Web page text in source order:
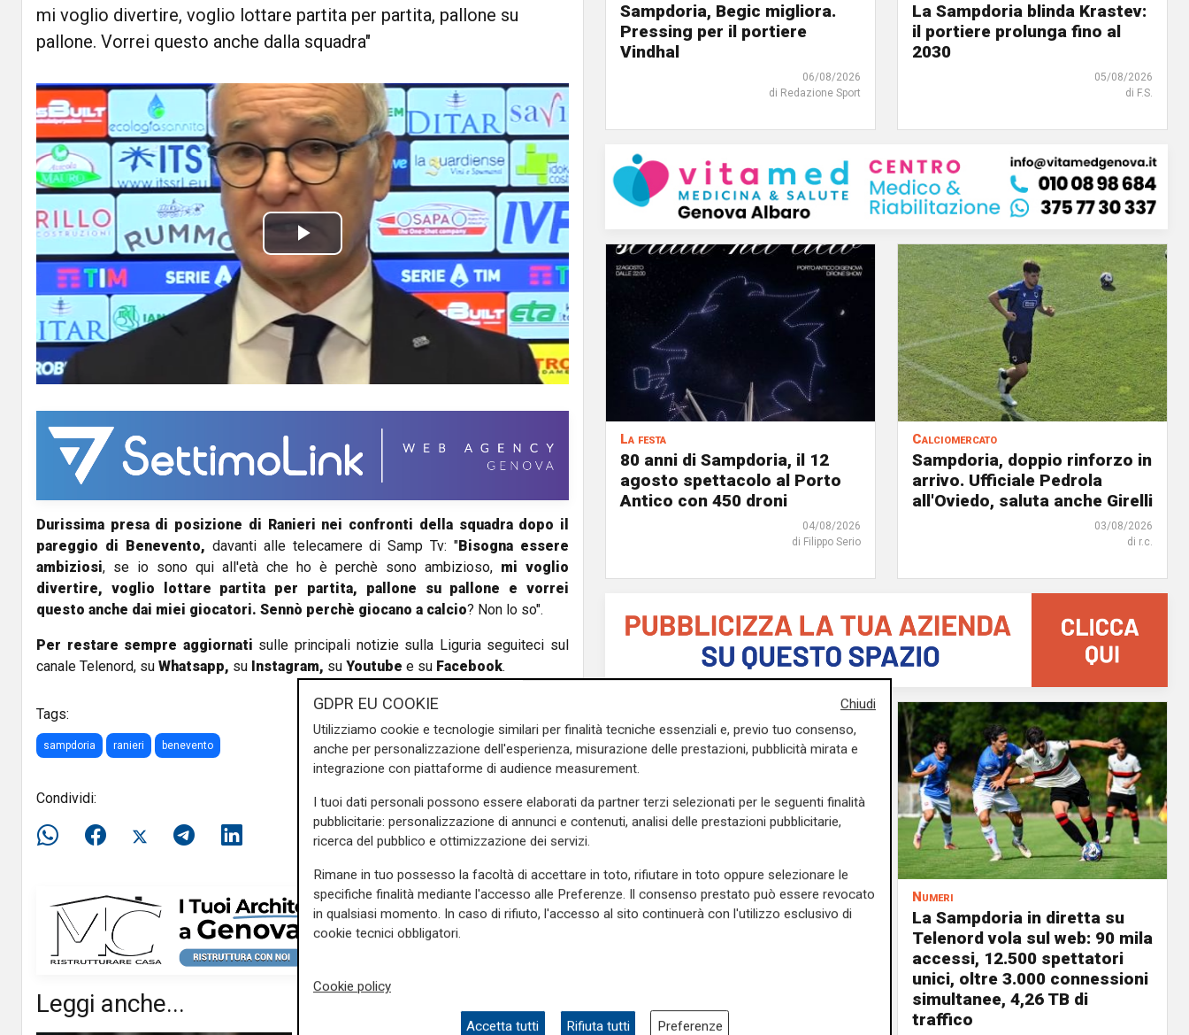
mi voglio divertire, voglio lottare partita per partita, pallone su
pallone. Vorrei questo anche dalla squadra"
P
l
V
e
o
Durissima presa di posizione di Ranieri nei confronti della squadra dopo il
pareggio di Benevento, davanti alle telecamere di Samp Tv: "Bisogna essere
ambiziosi, se io sono qui all'età che ho è perchè sono ambizioso, mi voglio
divertire, voglio lottare partita per partita, pallone su pallone e vorrei
questo anche dai miei giocatori. Sennò perchè giocano a calcio? Non lo so".
Per restare sempre aggiornati sulle principali notizie sulla Liguria seguiteci sul
canale Telenord, su Whatsapp, su Instagram, su Youtube e su Facebook.
Tags:
sampdoria ranieri benevento
Condividi:
Leggi anche...
Sampdoria, Begic migliora.
Pressing per il portiere
Vindhal
06/08/2026
di Redazione Sport
La Sampdoria blinda Krastev:
il portiere prolunga fino al
2030
05/08/2026
di F.S.
La festa
80 anni di Sampdoria, il 12
agosto spettacolo al Porto
Antico con 450 droni
04/08/2026
di Filippo Serio
Calciomercato
Sampdoria, doppio rinforzo in
arrivo. Ufficiale Pedrola
all'Oviedo, saluta anche Girelli
03/08/2026
di r.c.
Mia, Tua, Nostra
Sampdoria, campagna
Numeri
La Sampdoria in diretta su
Telenord vola sul web: 90 mila
accessi, 12.500 spettatori
unici, oltre 3.000 connessioni
simultanee, 4,26 TB di
traffico
Chiudi
GDPR EU COOKIE
Utilizziamo cookie e tecnologie similari per finalità tecniche essenziali e, previo tuo consenso,
anche per personalizzazione dell'esperienza, misurazione delle prestazioni, pubblicità mirata e
integrazione con piattaforme di audience measurement.
I tuoi dati personali possono essere elaborati da partner terzi selezionati per le seguenti finalità
pubblicitarie: personalizzazione di annunci e contenuti, analisi delle prestazioni pubblicitarie,
ricerca del pubblico e ottimizzazione dei servizi.
Rimane in tuo possesso la facoltà di accettare in toto, rifiutare in toto oppure selezionare le
specifiche finalità mediante l'accesso alle Preferenze. Il consenso prestato può essere revocato
in qualsiasi momento. In caso di rifiuto, l'accesso al sito continuerà con l'utilizzo esclusivo di
cookie tecnici obbligatori.
Cookie policy
Accetta tutti Rifiuta tutti Preferenze